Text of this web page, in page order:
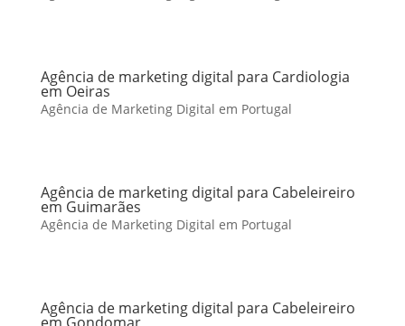
Agência de marketing digital para Cardiologia
em Oeiras
Agência de Marketing Digital em Portugal
Agência de marketing digital para Cabeleireiro
em Guimarães
Agência de Marketing Digital em Portugal
Agência de marketing digital para Cabeleireiro